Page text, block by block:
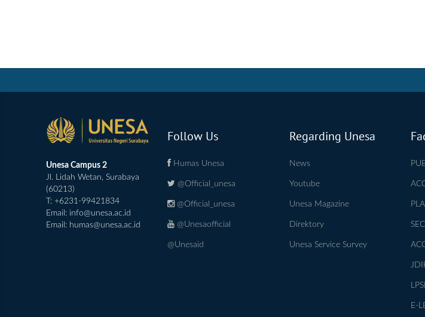
Unesa Campus 2
Jl. Lidah Wetan, Surabaya
(60213)
T: +6231-99421834
Email: info@unesa.ac.id
Email: humas@unesa.ac.id
Follow Us
Humas Unesa
@Official_unesa
@Official_unesa
@Unesaofficial
@Unesaid
Regarding Unesa
News
Youtube
Unesa Magazine
Direktory
Unesa Service Survey
E-